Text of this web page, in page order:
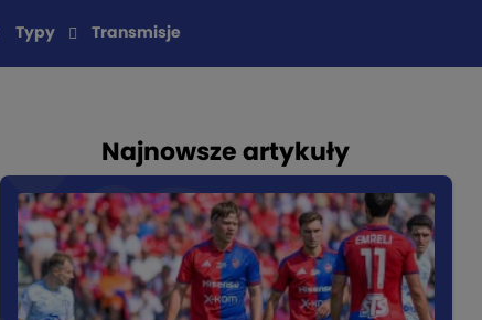
Typy Transmisje
Najnowsze artykuły